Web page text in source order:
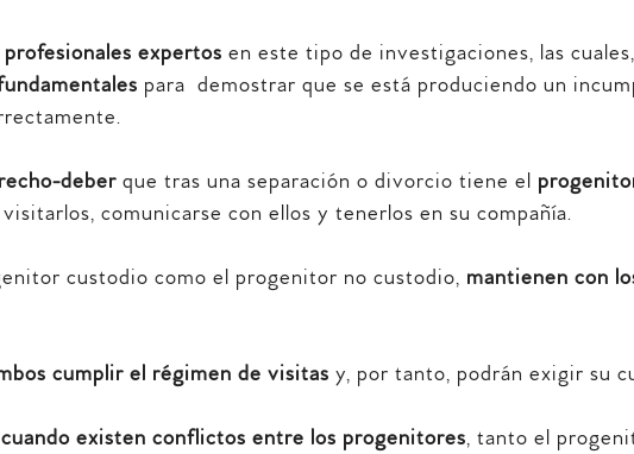
profesionales expertos en este tipo de investigaciones, las
para demostrar que se está produciendo un
deber que tras una separación o divorcio tiene el
comunicarse con ellos y tenerlos en su compañía.
custodio como el progenitor no custodio, mantienen con
cumplir el régimen de visitas y, por tanto, podrán exigir su
cuando existen conflictos entre los progenitores, tanto el